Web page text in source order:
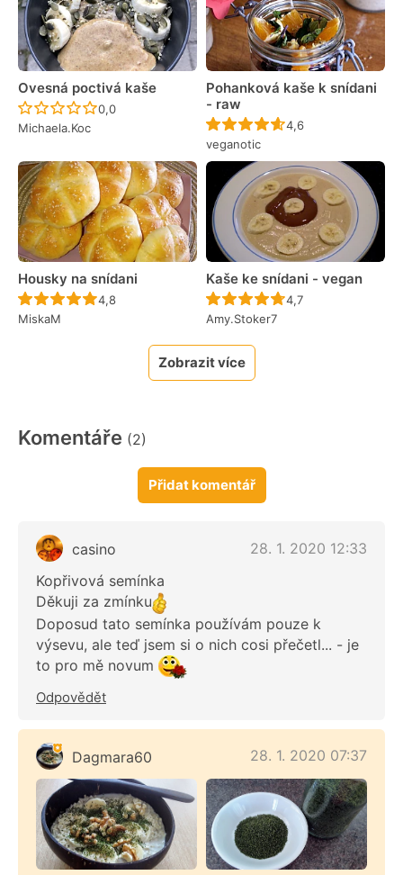
Ovesná poctivá kaše
Recept ještě nebyl hodnocen
0,0
Michaela.Koc
Pohanková kaše k snídani
- raw
Recept ještě nebyl
4,6
veganotic
Housky na snídani
Recept ještě nebyl hodnocen
4,8
MiskaM
Kaše ke snídani - vegan
Recept ještě nebyl
4,7
Amy.Stoker7
Zobrazit více
Komentáře (2)
Přidat komentář
casino
28. 1. 2020 12:33
Kopřivová semínka
Děkuji za zmínku
Doposud tato semínka používám pouze k
výsevu, ale teď jsem si o nich cosi přečetl... - je
to pro mě novum
Odpovědět
Dagmara60 28. 1. 2020 07:37